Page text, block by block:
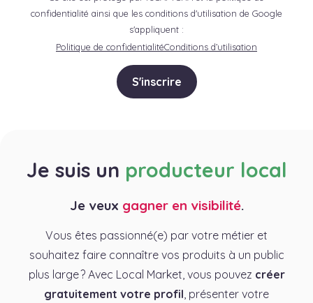
confidentialité ainsi que les conditions d'utilisation de Google
s'appliquent :
Politique de confidentialitéConditions d’utilisation
S'inscrire
Je suis un producteur local
Je veux gagner en visibilité.
Vous êtes passionné(e) par votre métier et
souhaitez faire connaître vos produits à un public
plus large ? Avec Local Market, vous pouvez créer
gratuitement votre profil , présenter votre